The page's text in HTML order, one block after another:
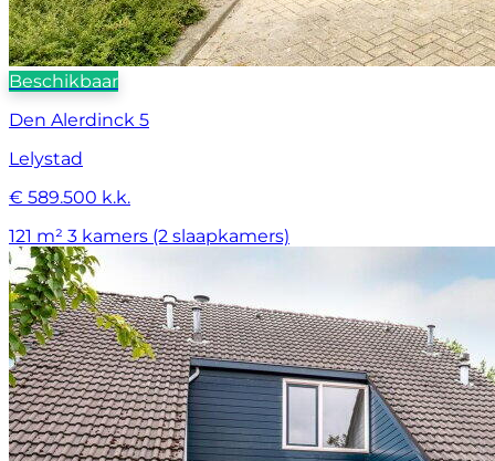
Beschikbaar
Den Alerdinck 5
Lelystad
€ 589.500 k.k.
121 m² 3 kamers (2 slaapkamers)